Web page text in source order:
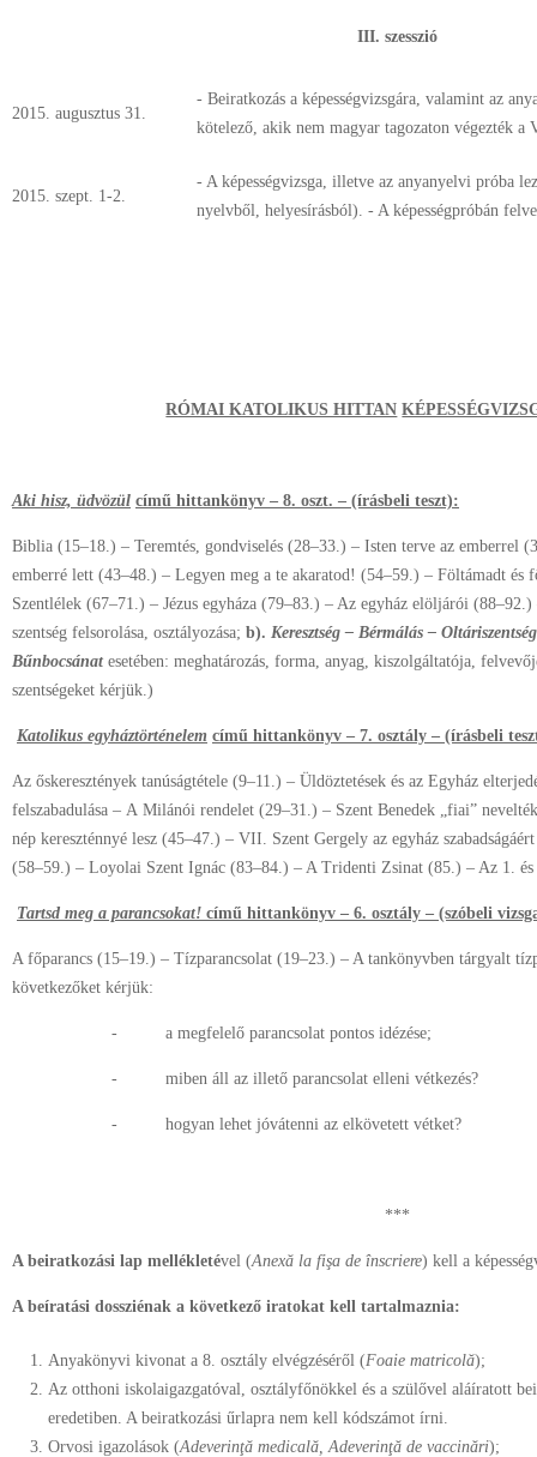
III. szesszió
2015. augusztus 31.
- Beiratkozás a képességvizsgára, valamint az
kötelező, akik nem magyar tagozaton végezték
2015. szept. 1-2.
- A képességvizsga, illetve az anyanyelvi próba
nyelvből, helyesírásból). - A képességpróbán
RÓMAI KATOLIKUS HITTAN
Aki hisz, üdvözül című hittankönyv – 8. oszt. – (írásbeli teszt):
Biblia (15–18.) – Teremtés, gondviselés (28–33.) – Isten terve az emberrel
emberré lett (43–48.) – Legyen meg a te akaratod! (54–59.) – Föltámadt és
Szentlélek (67–71.) – Jézus egyháza (79–83.) – Az egyház elöljárói
szentség felsorolása, osztályozása; b). Keresztség – Bérmálás –
Bűnbocsánat esetében: meghatározás, forma, anyag, kiszolgáltatója,
szentségeket kérjük.)
Katolikus egyháztörténelem című hittankönyv – 7. osztály – (írásbeli
Az őskeresztények tanúságtétele (9–11.) – Üldöztetések és az Egyház
felszabadulása – A Milánói rendelet (29–31.) – Szent Benedek „fiai”
nép kereszténnyé lesz (45–47.) – VII. Szent Gergely az egyház
(58–59.) – Loyolai Szent Ignác (83–84.) – A Tridenti Zsinat (85.) – Az 1.
Tartsd meg a parancsokat! című hittankönyv – 6. osztály – (szóbeli
A főparancs (15–19.) – Tízparancsolat (19–23.) – A tankönyvben tárgyalt
következőket kérjük:
- a megfelelő parancsolat pontos idézése;
- miben áll az illető parancsolat elleni vétkezés?
- hogyan lehet jóvátenni az elkövetett vétket?
***
A beiratkozási lap mellékletével (Anexă la fişa de înscriere) kell a
A beíratási dossziénak a következő iratokat kell tartalmaznia:
Anyakönyvi kivonat a 8. osztály elvégzéséről (Foaie matricolă);
Az otthoni iskolaigazgatóval, osztályfőnökkel és a szülővel aláíratott
eredetiben. A beiratkozási űrlapra nem kell kódszámot írni.
Orvosi igazolások (Adeverinţă medicală, Adeverinţă de vaccinări);